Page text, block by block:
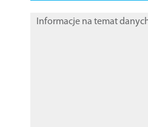
Informacje na temat